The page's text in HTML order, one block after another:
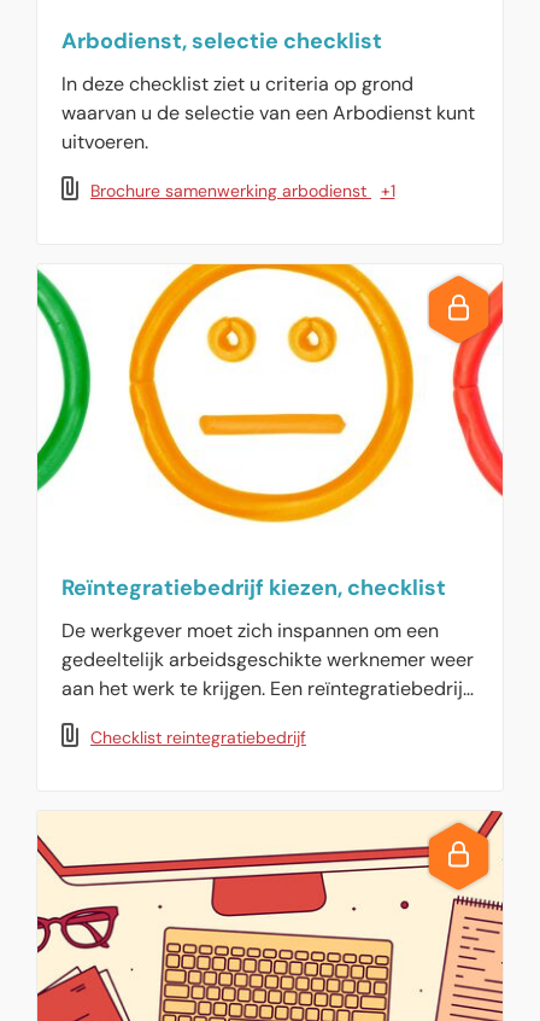
Arbodienst, selectie checklist
In deze checklist ziet u criteria op grond
waarvan u de selectie van een Arbodienst kunt
uitvoeren.
Brochure samenwerking arbodienst +1
Reïntegratiebedrijf kiezen, checklist
De werkgever moet zich inspannen om een
gedeeltelijk arbeidsgeschikte werknemer weer
aan het werk te krijgen. Een reïntegratiebedrijf
kan daarbij helpen. Deze informatie met
checklist helpt bij de juiste keuze voor een
Checklist reintegratiebedrijf